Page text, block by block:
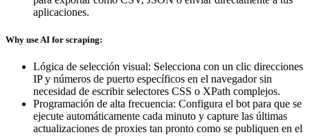
aplicaciones.
Why use AI for scraping:
Lógica de selección visual: Selecciona con un clic direcciones
IP y números de puerto específicos en el navegador sin
necesidad de escribir selectores CSS o XPath complejos.
Programación de alta frecuencia: Configura el bot para que se
ejecute automáticamente cada minuto y capture las últimas
actualizaciones de proxies tan pronto como se publiquen en el